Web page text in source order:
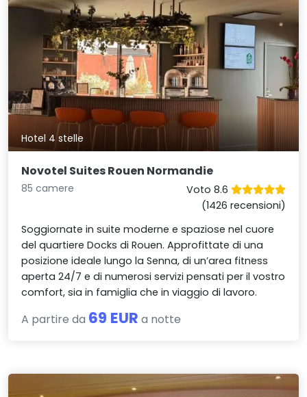
Hotel 4 stelle
Novotel Suites Rouen Normandie
85 camere
Voto 8.6
(1426 recensioni)
Soggiornate in suite moderne e spaziose nel cuore
del quartiere Docks di Rouen. Approfittate di una
posizione ideale lungo la Senna, di un’area fitness
aperta 24/7 e di numerosi servizi pensati per il vostro
comfort, sia in famiglia che in viaggio di lavoro.
A partire da 69 EUR a notte